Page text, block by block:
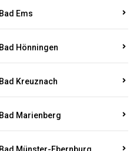
Ems
Hönningen
Kreuznach
Marienberg